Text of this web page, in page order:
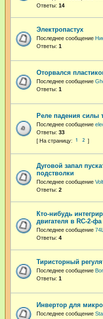
Ответы: 14
Электропастух
Последнее сообщение
Ответы: 1
Оторвался
Последнее сообщение
Ответы: 1
Реле падения силы
Последнее сообщение
Ответы: 33
1 2
Дуговой запал
подстволки
Последнее сообщение
Ответы: 2
Кто-нибудь
двигателя в RC-2-фа
Последнее сообщение
Ответы: 4
Тиристорный
Последнее сообщение
Ответы: 1
Инвертор для
Последнее сообщение